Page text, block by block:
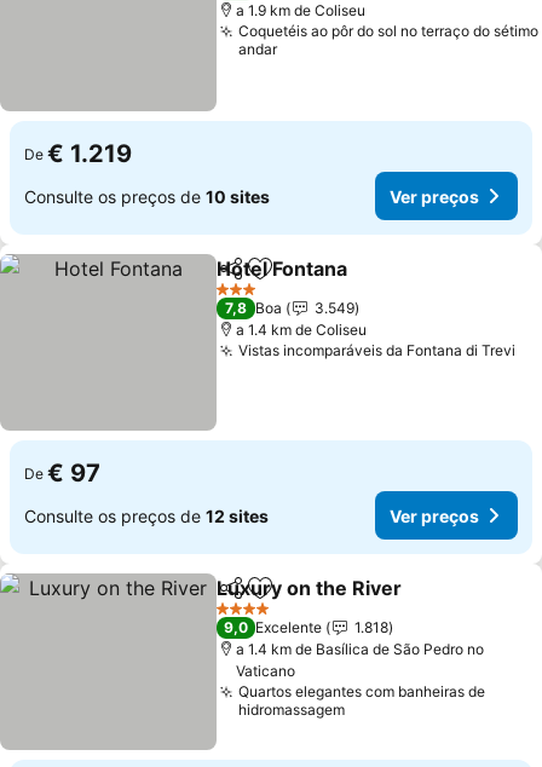
a 1.9 km de Coliseu
Coquetéis ao pôr do sol no terraço do sétimo
andar
De € 1.219
Consulte os preços de 10 sites Ver preços
PartilharAdicionar aos favoritos
Hotel Fontana
3 Estrelas
7,8 Boa
3.549
a 1.4 km de Coliseu
Vistas incomparáveis da Fontana di Trevi
De € 97
Consulte os preços de 12 sites Ver preços
PartilharAdicionar aos favoritos
Luxury on the River
4 Estrelas
9,0 Excelente
1.818
a 1.4 km de Basílica de São Pedro no
Vaticano
Quartos elegantes com banheiras de
hidromassagem